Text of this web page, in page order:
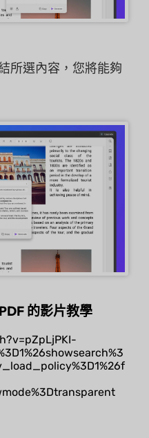
所選內容，您將能夠
的影片教學